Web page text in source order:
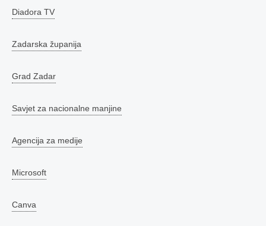
Diadora TV
Zadarska županija
Grad Zadar
Savjet za nacionalne manjine
Agencija za medije
Microsoft
Canva